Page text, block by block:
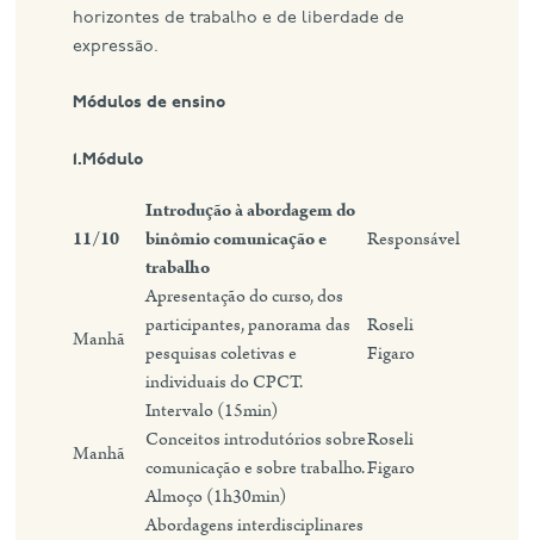
horizontes de trabalho e de liberdade de
expressão.
Módulos de ensino
1.Módulo
11/10
Introdução à abordagem do
binômio comunicação e
trabalho
Responsável
Manhã
Apresentação do curso, dos
participantes, panorama das
pesquisas coletivas e
individuais do CPCT.
Roseli
Figaro
Intervalo (15min)
Manhã
Conceitos introdutórios sobre
comunicação e sobre trabalho.
Roseli
Figaro
Almoço (1h30min)
Abordagens interdisciplinares